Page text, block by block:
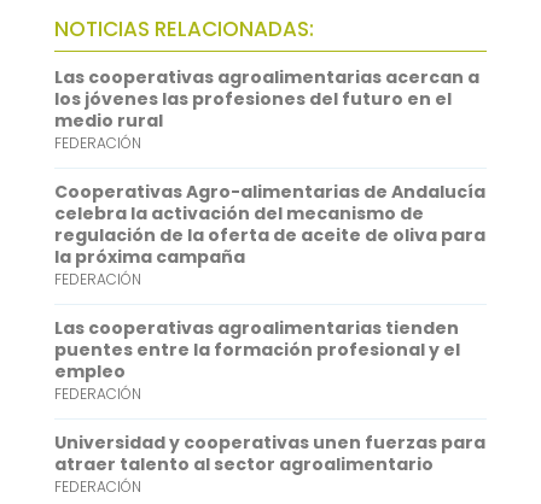
b
o
o
k
t
t
e
r
a
i
l
h
a
t
s
A
p
p
L
i
n
k
e
d
I
n
NOTICIAS RELACIONADAS:
Las cooperativas agroalimentarias acercan a
los jóvenes las profesiones del futuro en el
medio rural
FEDERACIÓN
Cooperativas Agro-alimentarias de Andalucía
celebra la activación del mecanismo de
regulación de la oferta de aceite de oliva para
la próxima campaña
FEDERACIÓN
Las cooperativas agroalimentarias tienden
puentes entre la formación profesional y el
empleo
FEDERACIÓN
Universidad y cooperativas unen fuerzas para
atraer talento al sector agroalimentario
FEDERACIÓN